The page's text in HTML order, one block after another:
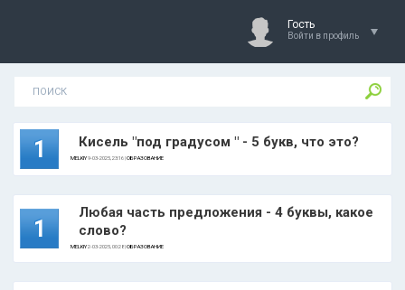
Гость
Войти в профиль
1 Кисель "под градусом " - 5 букв, что это?
MELKIY9-03-2025, 23:16 |ОБРАЗОВАНИЕ
1
Любая часть предложения - 4 буквы, какое
слово?
MELKIY2-03-2025, 00:28 |ОБРАЗОВАНИЕ